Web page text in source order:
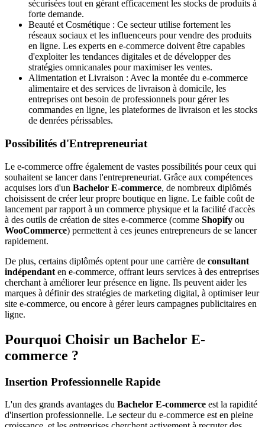
sécurisées tout en gérant efficacement les stocks de produits à
forte demande.
Beauté et Cosmétique : Ce secteur utilise fortement les
réseaux sociaux et les influenceurs pour vendre des produits
en ligne. Les experts en e-commerce doivent être capables
d'exploiter les tendances digitales et de développer des
stratégies omnicanales pour maximiser les ventes.
Alimentation et Livraison : Avec la montée du e-commerce
alimentaire et des services de livraison à domicile, les
entreprises ont besoin de professionnels pour gérer les
commandes en ligne, les plateformes de livraison et les stocks
de denrées périssables.
Possibilités d'Entrepreneuriat
Le e-commerce offre également de vastes possibilités pour ceux qui
souhaitent se lancer dans l'entrepreneuriat. Grâce aux compétences
acquises lors d'un Bachelor E-commerce, de nombreux diplômés
choisissent de créer leur propre boutique en ligne. Le faible coût de
lancement par rapport à un commerce physique et la facilité d'accès
à des outils de création de sites e-commerce (comme Shopify ou
WooCommerce) permettent à ces jeunes entrepreneurs de se lancer
rapidement.
De plus, certains diplômés optent pour une carrière de consultant
indépendant en e-commerce, offrant leurs services à des entreprises
cherchant à améliorer leur présence en ligne. Ils peuvent aider les
marques à définir des stratégies de marketing digital, à optimiser leur
site e-commerce, ou encore à gérer leurs campagnes publicitaires en
ligne.
Pourquoi Choisir un Bachelor E-
commerce ?
Insertion Professionnelle Rapide
L'un des grands avantages du Bachelor E-commerce est la rapidité
d'insertion professionnelle. Le secteur du e-commerce est en pleine